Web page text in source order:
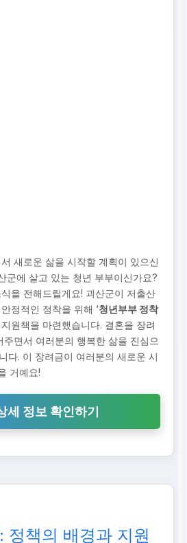
새로운 삶을 시작할 계획이 있으신
군에 살고 있는 청년 부부이신가요?
을 전해드릴게요! 괴산군이 저출산
정적인 정착을 위해 ‘청년부부 정착
원책을 마련했습니다. 결혼을 장려
면서 여러분의 행복한 삶을 진심으
다. 이 장려금이 여러분의 새로운 시
거예요!
세 정보 확인하기
정책의 배경과 지원